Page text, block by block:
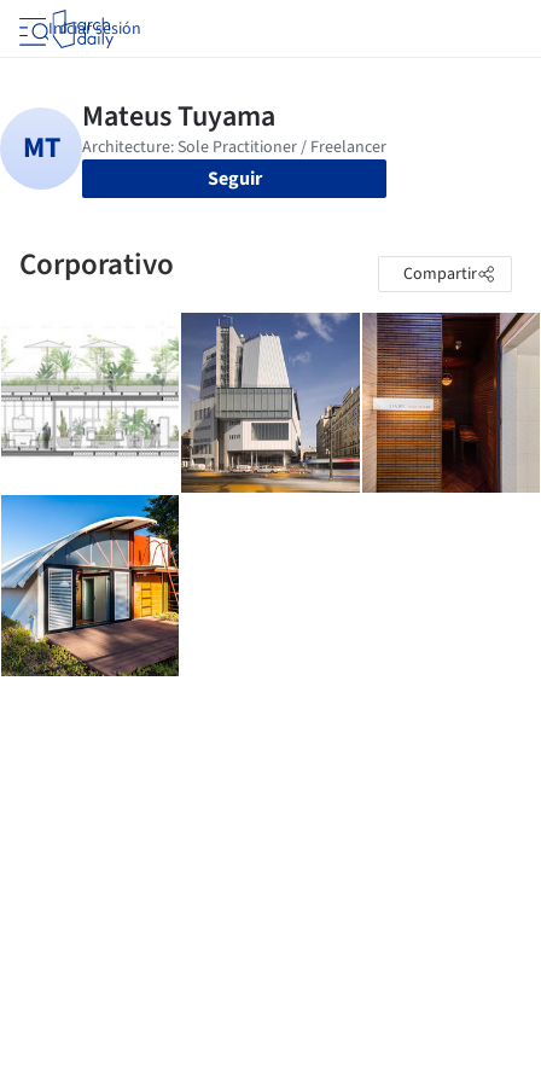
Iniciar sesión
Seguir
Corporativo Compartir